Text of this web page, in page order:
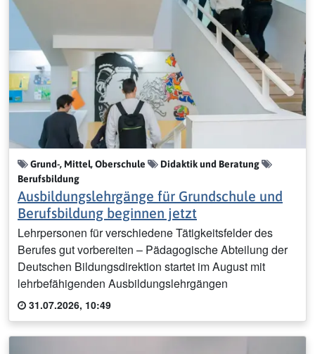
Grund-, Mittel, Oberschule
Didaktik und Beratung
Berufsbildung
Ausbildungslehrgänge für Grundschule und
Berufsbildung beginnen jetzt
Lehrpersonen für verschiedene Tätigkeitsfelder des
Berufes gut vorbereiten – Pädagogische Abteilung der
Deutschen Bildungsdirektion startet im August mit
lehrbefähigenden Ausbildungslehrgängen
31.07.2026, 10:49